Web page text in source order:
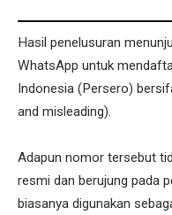
Hasil penelusuran
WhatsApp untuk
Indonesia (Persero)
and misleading).
Adapun nomor tersebut
resmi dan berujung pada
biasanya digunakan